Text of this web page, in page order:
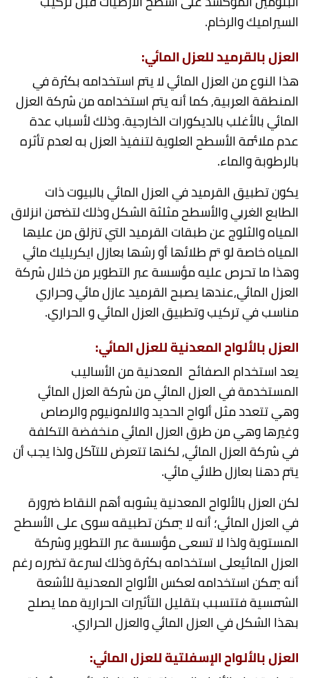
السيراميك والرخام.
العزلبالقرميد للعزلالمائي:
هذا النوع من العزل المائي لا يتم استخدامه بكثرة في
المنطقة العربية, كما أنه يتم استخدامه من شركة العزل
المائي بالأغلب بالديكورات الخارجية. وذلك لأسباب عدة
عدم ملائمة الأسطح العلوية لتنفيذ العزل به لعدم تأثره
بالرطوبة والماء.
يكون تطبيق القرميد في العزل المائي بالبيوت ذات
الطابع الغربي والأسطح مثلثة الشكل وذلك لتضمن انزلاق
المياه والثلوج عن طبقات القرميد التي تنزلق من عليها
المياه خاصة لو تم طلائها أو رشها بعازل ايكريليك مائي
وهذا ما تحرص عليه مؤسسة عبر التطوير من خلال شركة
العزل المائي,عندها يصبح القرميد عازل مائي وحراري
مناسب في تركيب وتطبيق العزل المائي و الحراري.
العزلبالألواح المعدنية للعزلالمائي:
يعد استخدام الصفائح المعدنية من الأساليب
المستخدمة في العزل المائي من شركة العزل المائي
وهي تتعدد مثل ألواح الحديد والالمونيوم والرصاص
وغيرها وهي من طرق العزل المائي منخفضة التكلفة
في شركة العزل المائي, لكنها تتعرض للتآكل ولذا يجب أن
يتم دهنا بعازل طلائي مائي.
لكن العزل بالألواح المعدنية يشوبه أهم النقاط ضرورة
في العزل المائي؛ أنه لا يمكن تطبيقه سوى على الأسطح
المستوية ولذا لا تسعى مؤسسة عبر التطوير وشركة
العزل المائيعلى استخدامه بكثرة وذلك لسرعة تضرره رغم
أنه يمكن استخدامه لعكس الألواح المعدنية للأشعة
الشمسية فتتسبب بتقليل التأثيرات الحرارية مما يصلح
بهذا الشكل في العزل المائي والعزل الحراري.
العزلبالألواح الإسفلتية للعزلالمائي: